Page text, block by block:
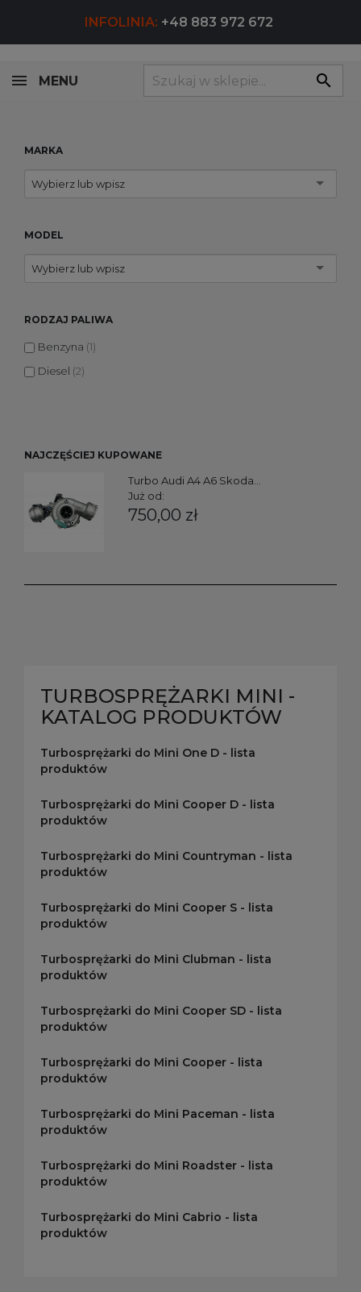
INFOLINIA: +48 883 972 672
search
MENU
MARKA
Wybierz lub wpisz
MODEL
Wybierz lub wpisz
RODZAJ PALIWA
Benzyna (1)
Diesel (2)
NAJCZĘŚCIEJ KUPOWANE
Turbo Audi A4 A6 Skoda...
Już od:
750,00 zł
TURBOSPRĘŻARKI MINI -
KATALOG PRODUKTÓW
Turbosprężarki do Mini One D - lista
produktów
Turbosprężarki do Mini Cooper D - lista
produktów
Turbosprężarki do Mini Countryman - lista
produktów
Turbosprężarki do Mini Cooper S - lista
produktów
Turbosprężarki do Mini Clubman - lista
produktów
Turbosprężarki do Mini Cooper SD - lista
produktów
Turbosprężarki do Mini Cooper - lista
produktów
Turbosprężarki do Mini Paceman - lista
produktów
Turbosprężarki do Mini Roadster - lista
produktów
Turbosprężarki do Mini Cabrio - lista
produktów